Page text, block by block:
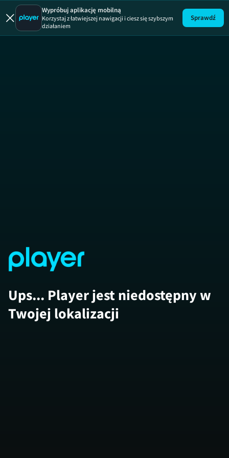
Wypróbuj aplikację mobilną
Korzystaj z łatwiejszej nawigacji i ciesz się szybszym
działaniem
Sprawdź
Ups... Player jest niedostępny w
Twojej lokalizacji